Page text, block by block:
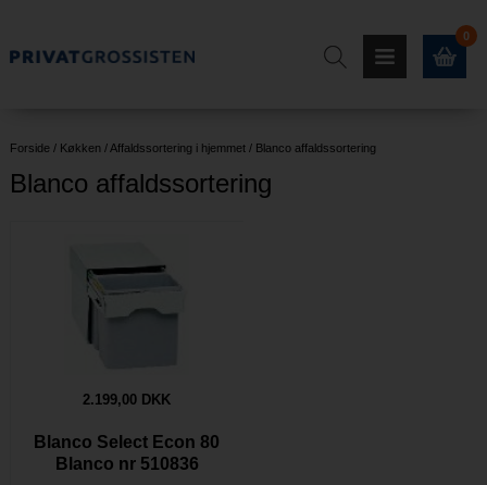
0
Forside / Køkken / Affaldssortering i hjemmet/ Blanco affaldssortering
Blanco affaldssortering
2.199,00 DKK
Blanco Select Econ 80
Blanco nr 510836